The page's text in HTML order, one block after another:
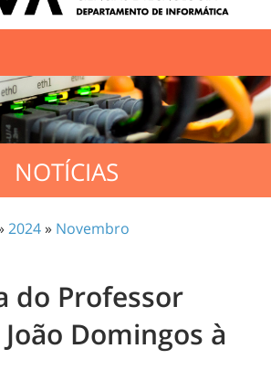
NOTÍCIAS
2024» Novembro
do Professor
Domingos à